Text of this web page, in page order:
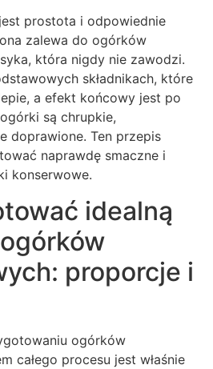
prostota i odpowiednie
zalewa do ogórków
która nigdy nie zawodzi.
składnikach, które
a efekt końcowy jest po
są chrupkie,
doprawione. Ten przepis
naprawdę smaczne i
konserwowe.
idealną
proporcje i
ogórków
całego procesu jest właśnie